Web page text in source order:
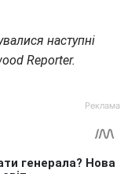
наступні
Reporter.